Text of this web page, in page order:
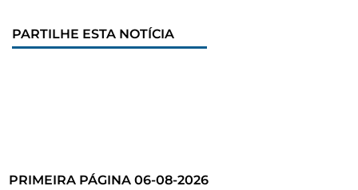
PARTILHE ESTA NOTÍCIA
PRIMEIRA PÁGINA 06-08-2026